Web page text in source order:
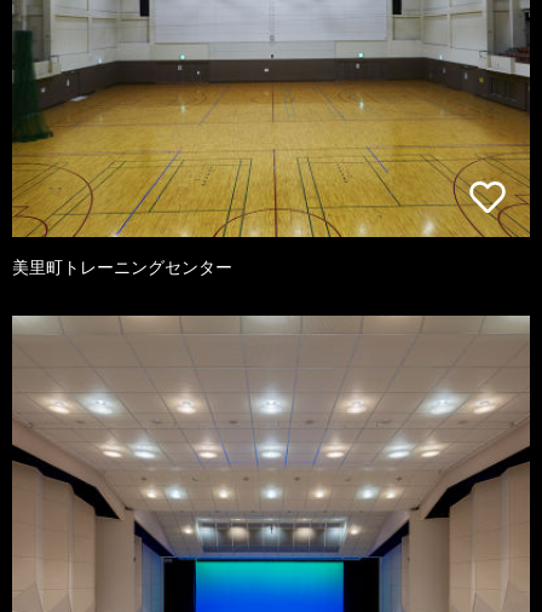
美里町トレーニングセンター